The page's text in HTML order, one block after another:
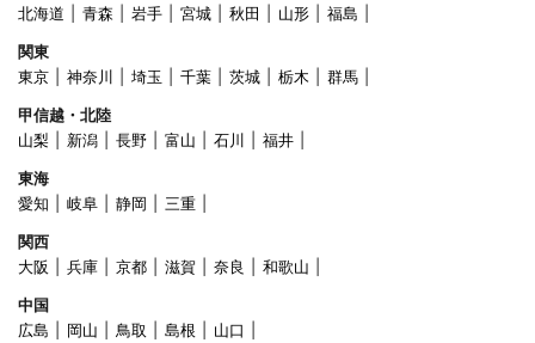
北海道
青森 岩手 宮城 秋田 山形
福島
関東
東京
神奈川 埼玉 千葉 茨城 栃木
群馬
甲信越・北陸
山梨
新潟 長野 富山 石川
福井
東海
愛知
岐阜 静岡
三重
関西
大阪
兵庫 京都 滋賀 奈良
和歌山
中国
広島
岡山 鳥取 島根
山口